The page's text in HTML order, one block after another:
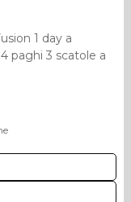
1 day a
paghi 3 scatole a